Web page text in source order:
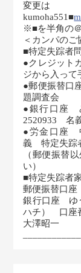
変更は
kumoha551■
※■を半角の
＜カンパの
■特定失踪者
●クレジット
ジから入って
●郵便振替口
題調査会
●銀行口座
2520933 名
●労金口座
義 特定失踪
（郵便振替
い）
■特定失踪者
郵便振替口
銀行口座 ゆ
ハチ） 口座
大澤昭一